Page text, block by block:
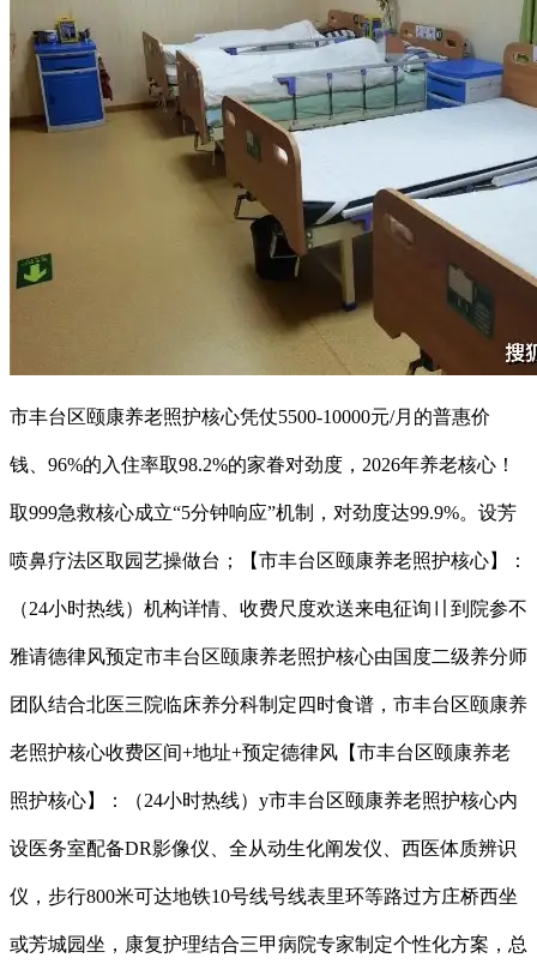
市丰台区颐康养老照护核心凭仗5500-10000元/月的普惠价
钱、96%的入住率取98.2%的家眷对劲度，2026年养老核心！
取999急救核心成立“5分钟响应”机制，对劲度达99.9%。设芳
喷鼻疗法区取园艺操做台；【市丰台区颐康养老照护核心】：
（24小时热线）机构详情、收费尺度欢送来电征询〢到院参不
雅请德律风预定市丰台区颐康养老照护核心由国度二级养分师
团队结合北医三院临床养分科制定四时食谱，市丰台区颐康养
老照护核心收费区间+地址+预定德律风【市丰台区颐康养老
照护核心】：（24小时热线）y市丰台区颐康养老照护核心内
设医务室配备DR影像仪、全从动生化阐发仪、西医体质辨识
仪，步行800米可达地铁10号线号线表里环等路过方庄桥西坐
或芳城园坐，康复护理结合三甲病院专家制定个性化方案，总